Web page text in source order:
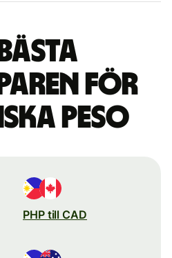
bästa
för
peso
PHP till CAD